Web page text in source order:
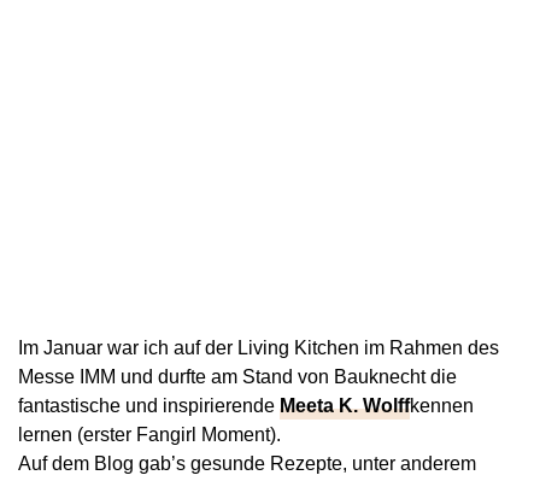
Im Januar war ich auf der Living Kitchen im Rahmen des
Messe IMM und durfte am Stand von Bauknecht die
fantastische und inspirierende Meeta K. Wolffkennen
lernen (erster Fangirl Moment).
Auf dem Blog gab’s gesunde Rezepte, unter anderem